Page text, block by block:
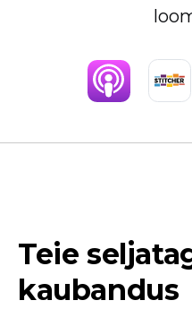
Teie
kaubandus